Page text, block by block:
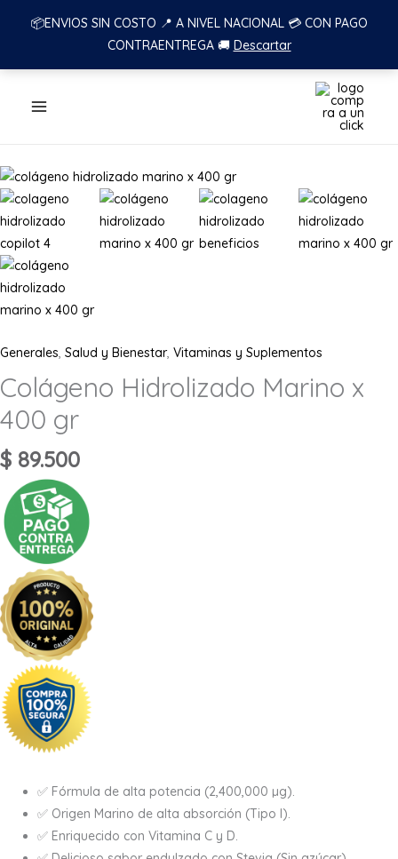
📦ENVIOS SIN COSTO 📍 A NIVEL NACIONAL 💳 CON PAGO
CONTRAENTREGA 🚚 Descartar
Generales, Salud y Bienestar, Vitaminas y Suplementos
Colágeno Hidrolizado Marino x
400 gr
$ 89.500
✅ Fórmula de alta potencia (2,400,000 µg).
✅ Origen Marino de alta absorción (Tipo I).
✅ Enriquecido con Vitamina C y D.